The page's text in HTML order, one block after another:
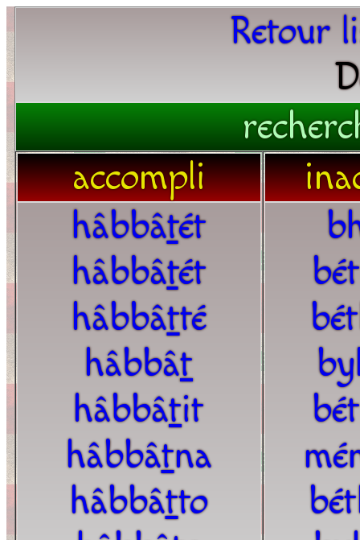
Retour
accompli
hâbbâtét
hâbbâtét
hâbbâtté
hâbbât
hâbbâtit
hâbbâtna
hâbbâtto